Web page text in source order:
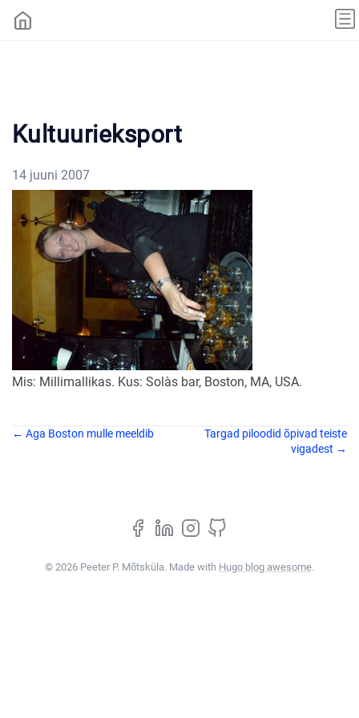
Kultuurieksport
14 juuni 2007
Mis: Millimallikas. Kus: Solàs bar, Boston, MA, USA.
← Aga Boston mulle meeldib
Targad piloodid õpivad teiste
vigadest →
© 2026 Peeter P. Mõtsküla. Made with Hugo blog awesome.